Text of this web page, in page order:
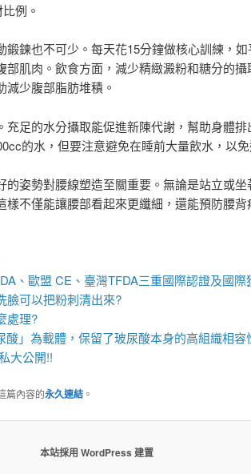
例。
鍛鍊也不可少。每天花15分鐘做核心訓練，
部肌肉。飲食方面，減少精緻澱粉和糖分的攝
減少腹部脂肪堆積。
充足的水分攝取能促進新陳代謝，幫助身體排
的水，但要注意避免在睡前大量飲水，以免
的姿勢對腰線塑造至關重要。無論是站立或
不僅能讓腰部看起來更纖細，還能預防腰背
、歐盟 CE、臺灣TFDA三重國際認證及國際
臉可以把粉刺清出來?
處理?
酸」為載體，保留了玻尿酸本身的高組織相容
大公開!!
篇內容的永久連結。
本站採用 WordPress 建置